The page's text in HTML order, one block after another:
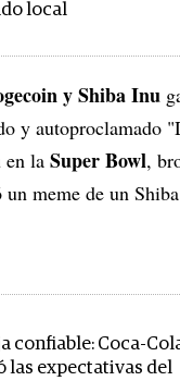
local
y Shiba Inu
y autoproclamado
en la Super Bowl,
meme de un
confiable: Coca-
las expectativas del